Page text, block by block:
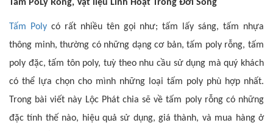
Tấm PoLy Rỗng, Vật liệu Linh Hoạt Trong Đời Sống
Tấm Polycó rất nhiều tên gọi như; tấm lấy sáng, tấm nhựa
thông minh, thường có những dạng cơ bản, tấm poly rỗng, tấm
poly đặc, tấm tôn poly, tuỳ theo nhu cầu sử dụng mà quý khách
có thể lựa chọn cho mình những loại tấm poly phù hợp nhất.
Trong bài viết này Lộc Phát chia sẽ về tấm poly rỗng có những
đặc tính thế nào, hiệu quả sử dụng, giá thành, và mua hàng ở